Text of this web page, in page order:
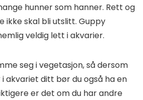
hunner som hanner. Rett og
ikke skal bli utslitt. Guppy
veldig lett i akvarier.
seg i vegetasjon, så dersom
akvariet ditt bør du også ha en
er det om du har andre